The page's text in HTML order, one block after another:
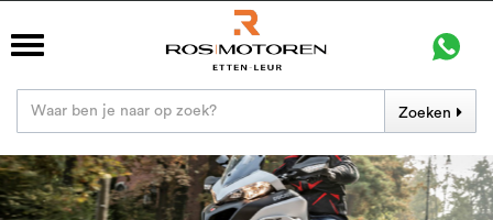
Zoeken